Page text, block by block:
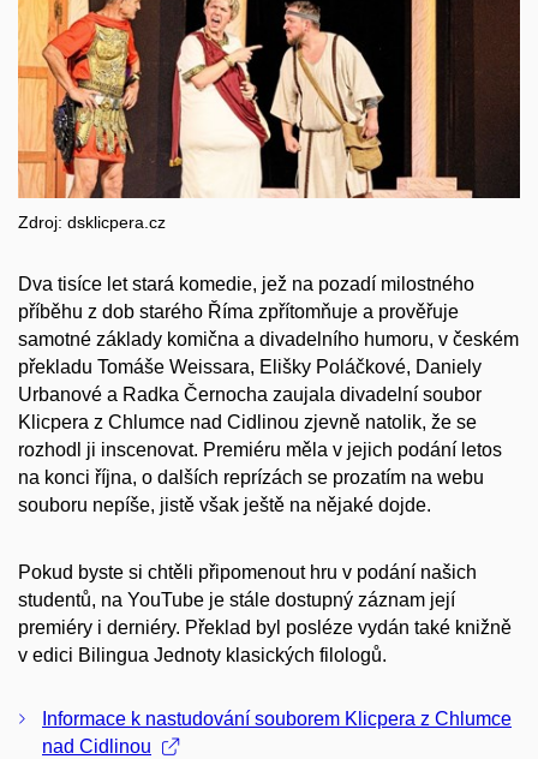
Zdroj: dsklicpera.cz
Dva tisíce let stará komedie, jež na pozadí milostného
příběhu z dob starého Říma zpřítomňuje a prověřuje
samotné základy komična a divadelního humoru, v českém
překladu Tomáše Weissara, Elišky Poláčkové, Daniely
Urbanové a Radka Černocha zaujala divadelní soubor
Klicpera z Chlumce nad Cidlinou zjevně natolik, že se
rozhodl ji inscenovat. Premiéru měla v jejich podání letos
na konci října, o dalších reprízách se prozatím na webu
souboru nepíše, jistě však ještě na nějaké dojde.
Pokud byste si chtěli připomenout hru v podání našich
studentů, na YouTube je stále dostupný záznam její
premiéry i derniéry. Překlad byl posléze vydán také knižně
v edici Bilingua Jednoty klasických filologů.
Informace k nastudování souborem Klicpera z Chlumce
nad Cidlinou